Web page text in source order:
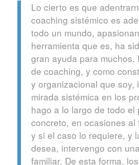
Lo cierto es que
coaching sistémico es
todo un mundo,
herramienta que es, ha
gran ayuda para muchos.
de coaching, y como
y organizacional que soy,
mirada sistémica en los
hago a lo largo de todo el
concreto, en ocasiones al
y si el caso lo requiere, y
desea, intervengo con
familiar. De esta forma,